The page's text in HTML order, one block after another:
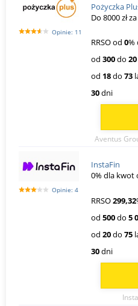
Opinie: 11
Pożyczka
Do 8000 zł
RRSO od 0%
od 300do
od 18do 73
30dni
Aventus
Opinie: 4
InstaFin
0% dla kwot
RRSO299,32
od 500do 5
od 20do 75
30dni